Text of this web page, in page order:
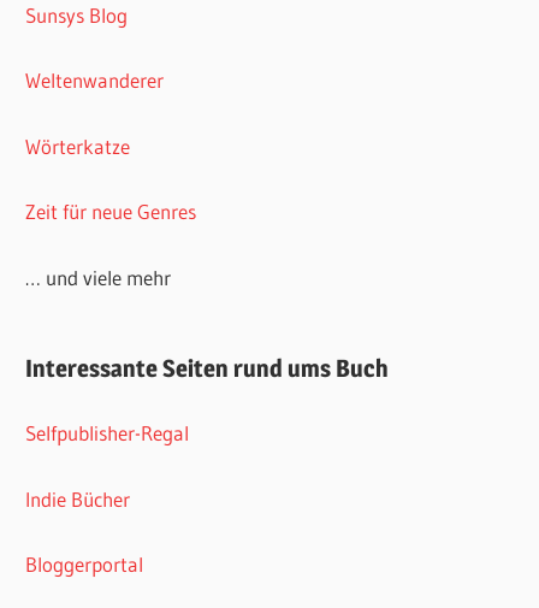
Sunsys Blog
Weltenwanderer
Wörterkatze
Zeit für neue Genres
… und viele mehr
Interessante Seiten rund ums Buch
Selfpublisher-Regal
Indie Bücher
Bloggerportal